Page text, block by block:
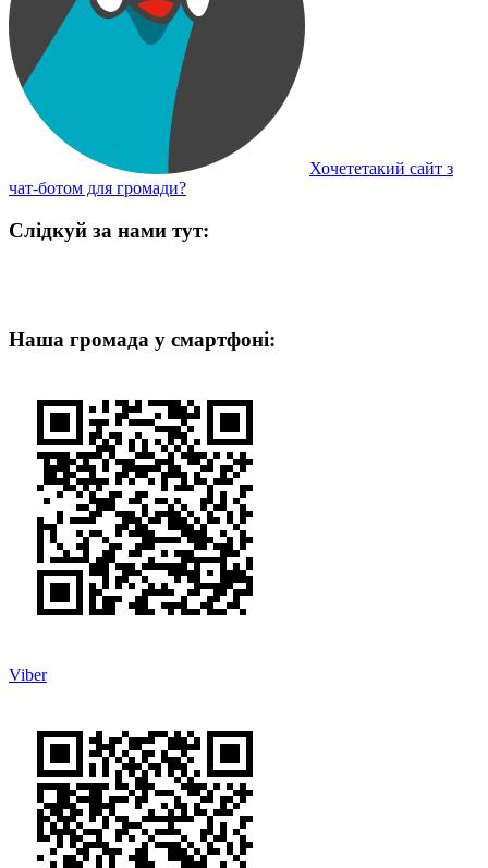
Хочететакий сайт з
чат-ботом для громади?
Слідкуй за нами тут:
Наша громада у смартфоні:
Viber